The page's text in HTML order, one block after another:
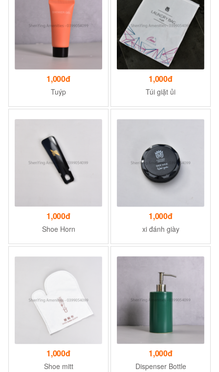
1,000đ
Tuýp
1,000đ
Túi giặt ủi
1,000đ
Shoe Horn
1,000đ
xi đánh giày
1,000đ
Shoe mitt
1,000đ
Dispenser Bottle